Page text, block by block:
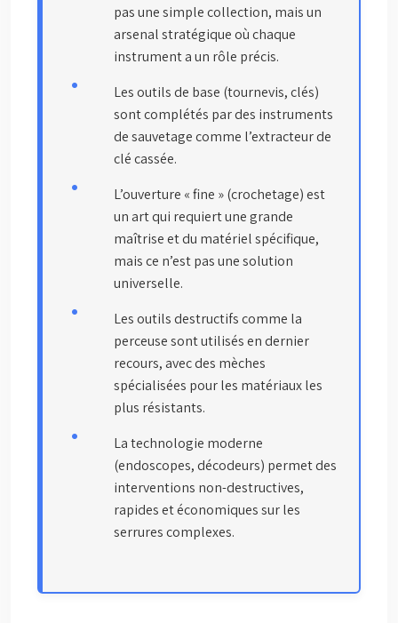
pas une simple collection, mais un
arsenal stratégique où chaque
instrument a un rôle précis.
Les outils de base (tournevis, clés)
sont complétés par des instruments
de sauvetage comme l’extracteur de
clé cassée.
L’ouverture « fine » (crochetage) est
un art qui requiert une grande
maîtrise et du matériel spécifique,
mais ce n’est pas une solution
universelle.
Les outils destructifs comme la
perceuse sont utilisés en dernier
recours, avec des mèches
spécialisées pour les matériaux les
plus résistants.
La technologie moderne
(endoscopes, décodeurs) permet des
interventions non-destructives,
rapides et économiques sur les
serrures complexes.